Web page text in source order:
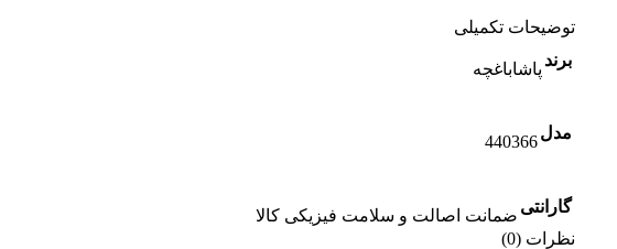
توضیحات تکمیلی
برند پاشاباغچه
مدل440366
گارانتی ضمانت اصالت و سلامت فیزیکی کالا
نظرات (0)